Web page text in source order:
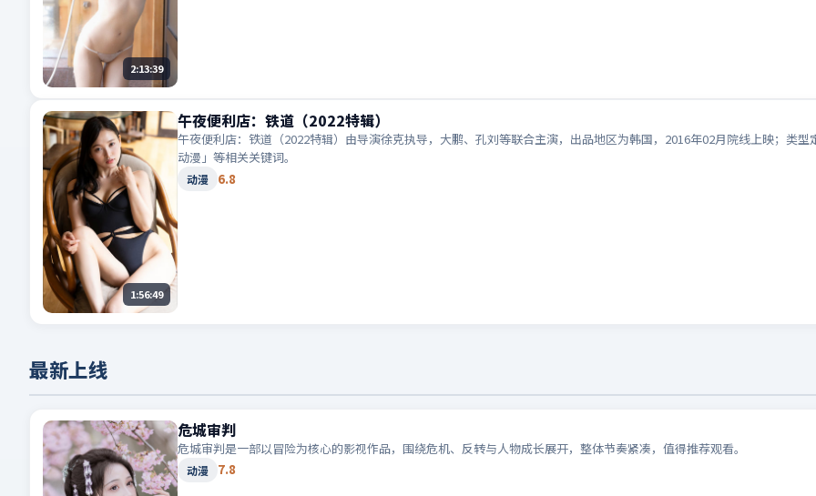
2:13:39
1:56:49
午夜便利店：铁道（2022特辑）
午夜便利店：铁道（2022特辑）由导演徐克执导，大鹏、孔刘等联合主演，出品地区为韩国，2016年02月院线上映；类
动漫」等相关关键词。
动漫 6.8
最新上线
危城审判
危城审判是一部以冒险为核心的影视作品，围绕危机、反转与人物成长展开，整体节奏紧凑，值得推荐观看。
动漫 7.8